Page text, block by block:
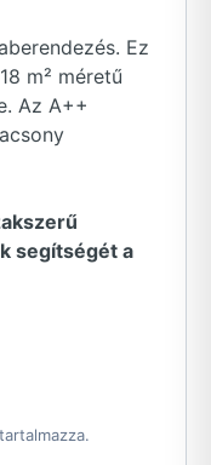
Ez
m² méretű
Az A++
segítségét a